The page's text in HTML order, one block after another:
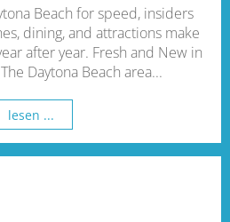
Beach for speed, insiders
dining, and attractions make
after year. Fresh and New in
Daytona Beach area...
lesen ...